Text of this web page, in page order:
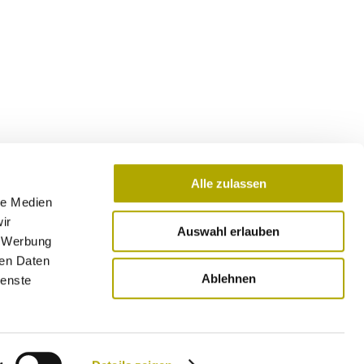
Medien
Daten
Alle zulassen
Auswahl erlauben
Ablehnen